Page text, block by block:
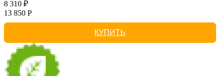
8 310 ₽
13 850 Р
КУПИТЬ